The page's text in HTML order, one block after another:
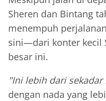
Sheren dan Bintang
menempuh
sini—dari konter kecil
besar ini.
"Ini lebih dari sekadar
dengan nada yang